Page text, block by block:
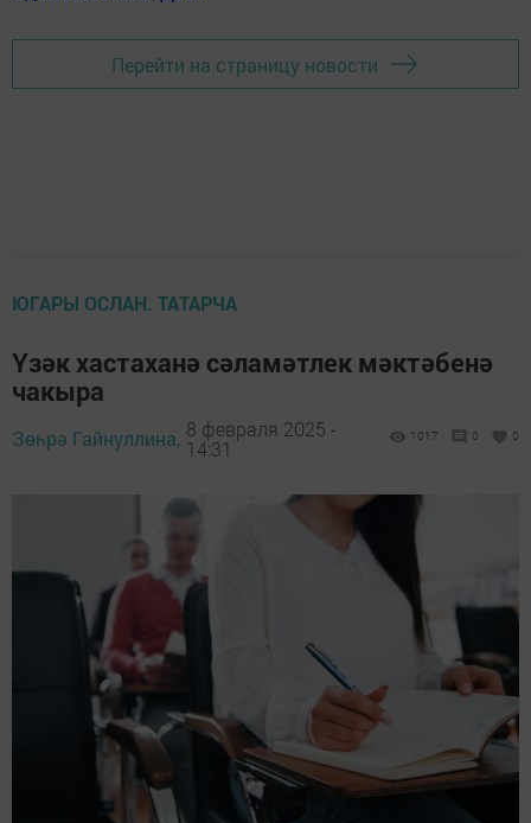
Перейти на страницу новости
ЮГАРЫ ОСЛАН. ТАТАРЧА
Үзәк хастаханә сәламәтлек мәктәбенә
чакыра
Зөһрә Гайнуллина, 8 февраля 2025 -
14:31
1017 0 0